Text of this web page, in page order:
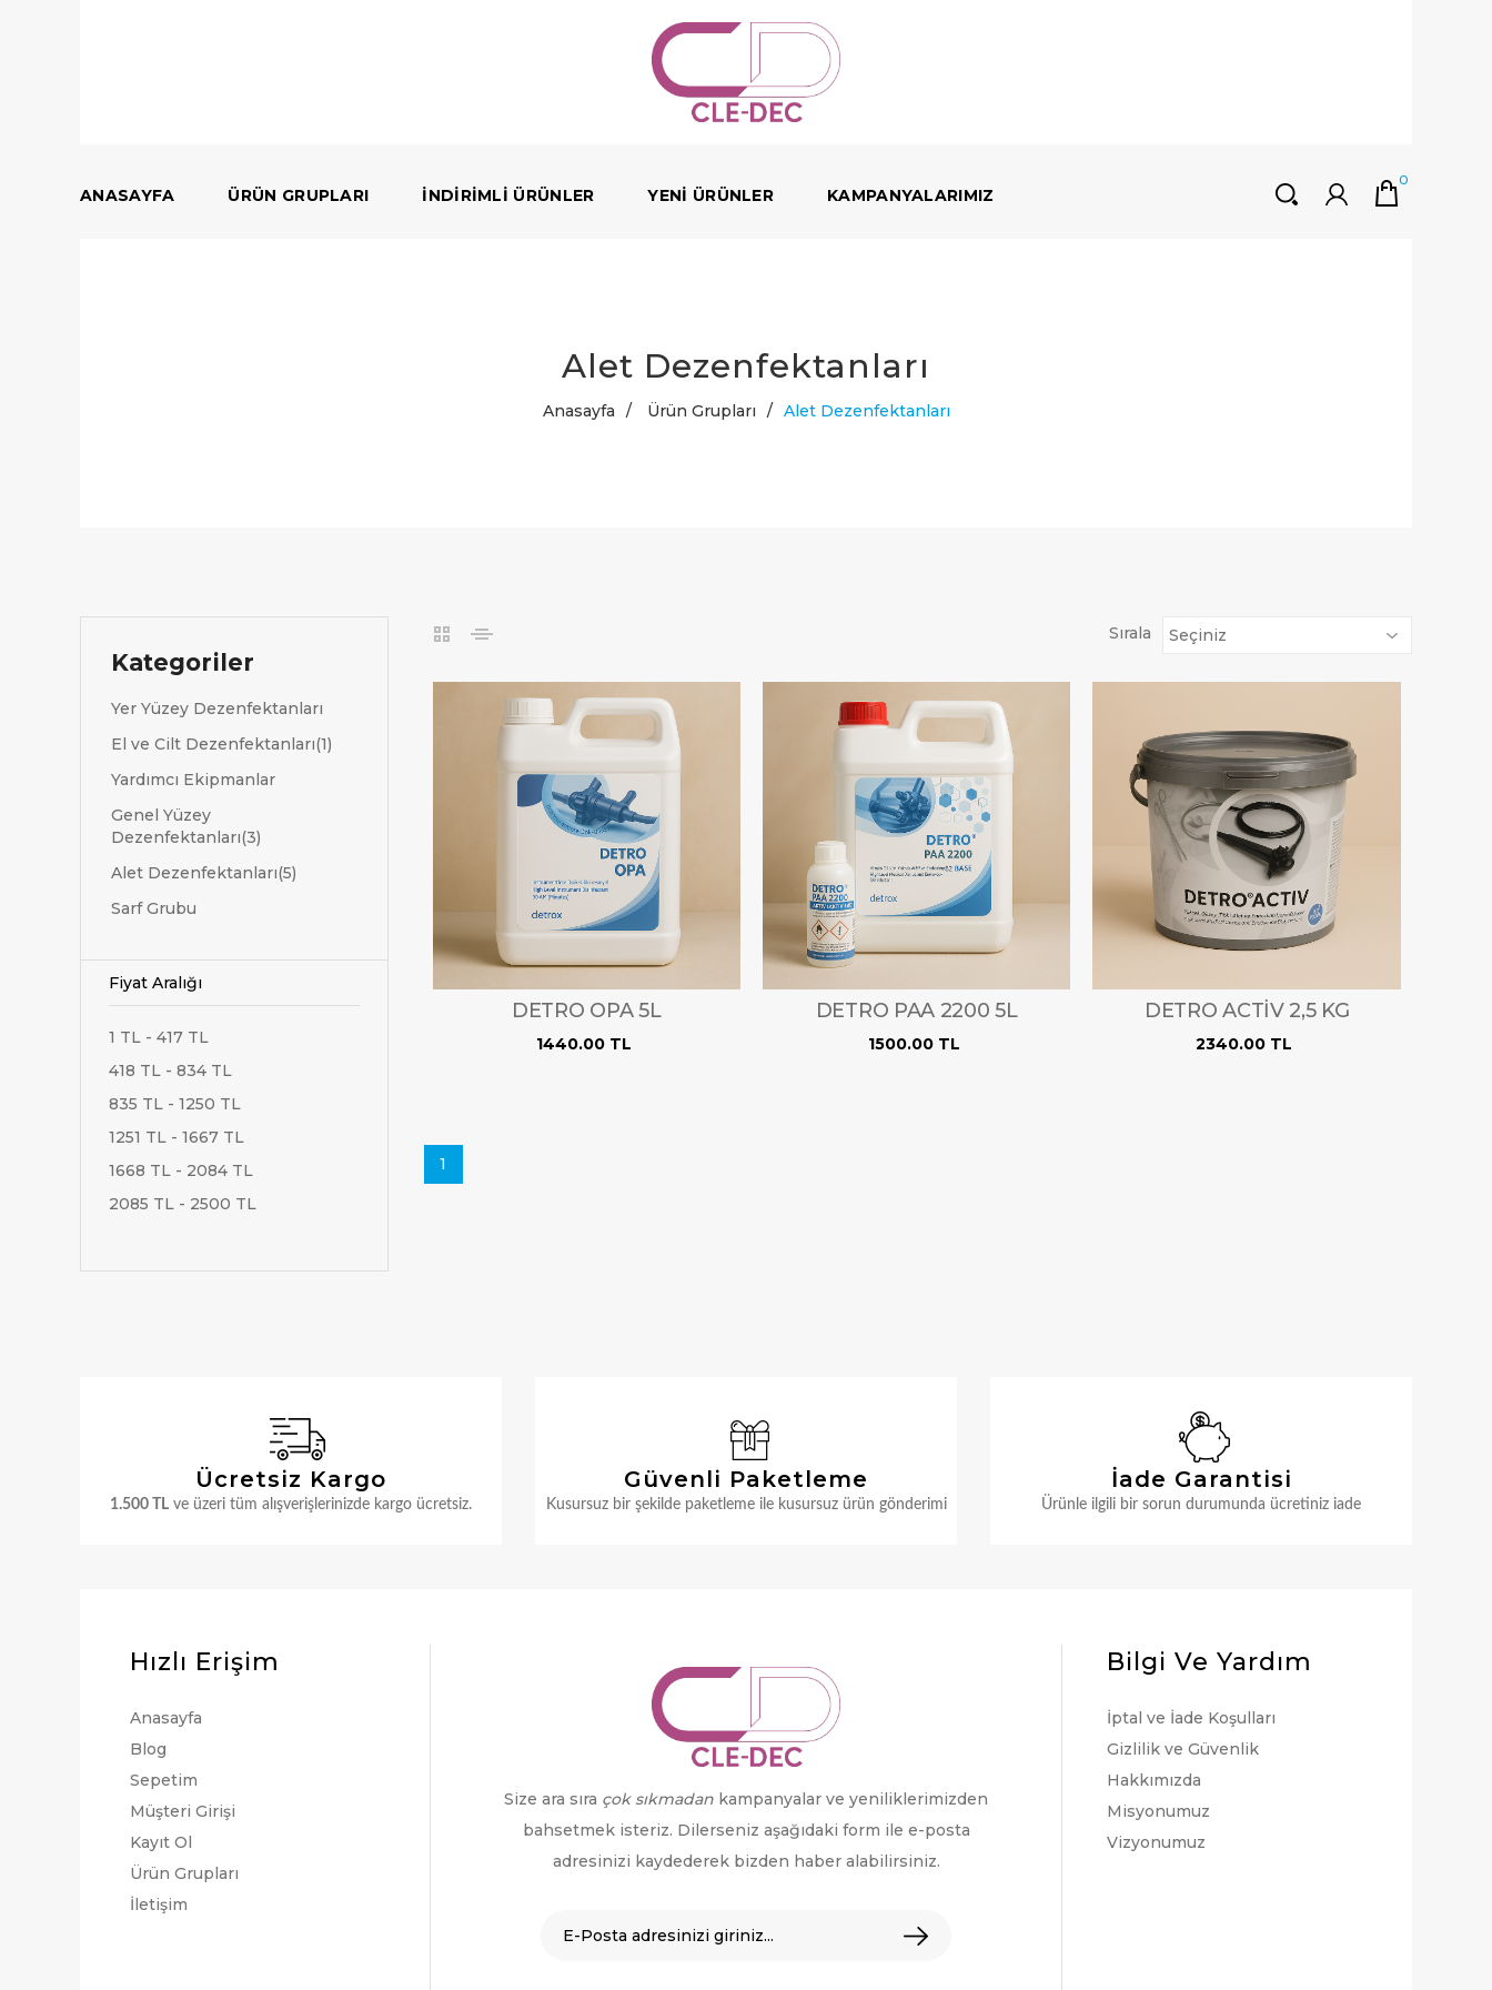
0
ANASAYFA ÜRÜN GRUPLARI İNDIRIMLI ÜRÜNLER YENI ÜRÜNLER KAMPANYALARIMIZ
Alet Dezenfektanları
Anasayfa / Ürün Grupları / Alet Dezenfektanları
Kategoriler
Yer Yüzey Dezenfektanları
El ve Cilt Dezenfektanları(1)
Yardımcı Ekipmanlar
Genel Yüzey
Dezenfektanları(3)
Alet Dezenfektanları(5)
Sarf Grubu
Fiyat Aralığı
1 TL - 417 TL
418 TL - 834 TL
835 TL - 1250 TL
1251 TL - 1667 TL
1668 TL - 2084 TL
2085 TL - 2500 TL
Sırala
DETRO OPA 5L
1440.00 TL
DETRO PAA 2200 5L
1500.00 TL
DETRO ACTİV 2,5 KG
2340.00 TL
1
Ücretsiz Kargo
1.500 TL ve üzeri tüm alışverişlerinizde kargo ücretsiz.
Güvenli Paketleme
Kusursuz bir şekilde paketleme ile kusursuz ürün gönderimi
İade Garantisi
Ürünle ilgili bir sorun durumunda ücretiniz iade
Hızlı Erişim
Anasayfa
Blog
Sepetim
Müşteri Girişi
Kayıt Ol
Ürün Grupları
İletişim
Size ara sıra çok sıkmadan kampanyalar ve yeniliklerimizden
bahsetmek isteriz. Dilerseniz aşağıdaki form ile e-posta
adresinizi kaydederek bizden haber alabilirsiniz.
Bilgi Ve Yardım
İptal ve İade Koşulları
Gizlilik ve Güvenlik
Hakkımızda
Misyonumuz
Vizyonumuz